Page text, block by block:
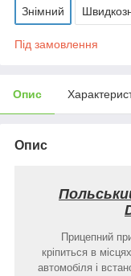
Знімний
Під замовлення
Опис
Опис
Прицепний
кріпиться в
автомобіля і